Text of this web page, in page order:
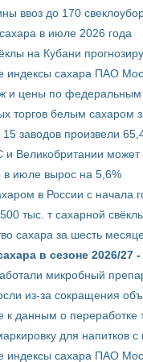
ввоз до 170
в июле 2026 года
на Кубани
сахара ПАО
цены по федеральным
торгов белым сахаром
заводов произвели
и Великобритании
июле вырос на 5,6%
в России с начала
тыс. т сахарной
сахара за шесть
в сезоне 2026/
микробный
из-за сокращения
данным о переработке
для напитков
сахара ПАО